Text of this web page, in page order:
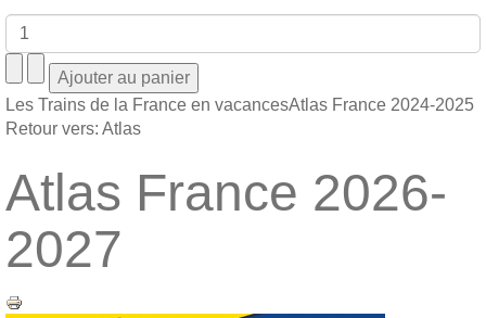
Les Trains de la France en vacancesAtlas France 2024-2025
Retour vers: Atlas
Atlas France 2026-
2027